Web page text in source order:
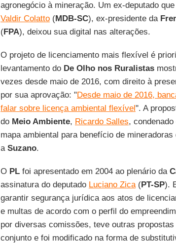
agronegócio à mineração. Um ex-deputado
Valdir Colatto (MDB-SC), ex-presidente da
(FPA), deixou sua digital nas alterações.
O projeto de licenciamento mais flexível é
levantamento do De Olho nos Ruralistas
vezes desde maio de 2016, com direito à
por sua aprovação: "Desde maio de 2016,
falar sobre licença ambiental flexível". A
do Meio Ambiente, Ricardo Salles, condenado
mapa ambiental para benefício de
a Suzano.
O PLfoi apresentado em 2004 ao plenário da
assinatura do deputado Luciano Zica(PT-SP).
garantir segurança jurídica aos atos de
e multas de acordo com o perfil do
por diversas comissões, teve outras
conjunto e foi modificado na forma de